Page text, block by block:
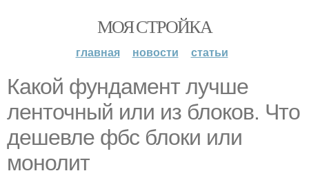
МОЯ СТРОЙКА
главная новости статьи
Какой фундамент лучше
ленточный или из блоков. Что
дешевле фбс блоки или
монолит